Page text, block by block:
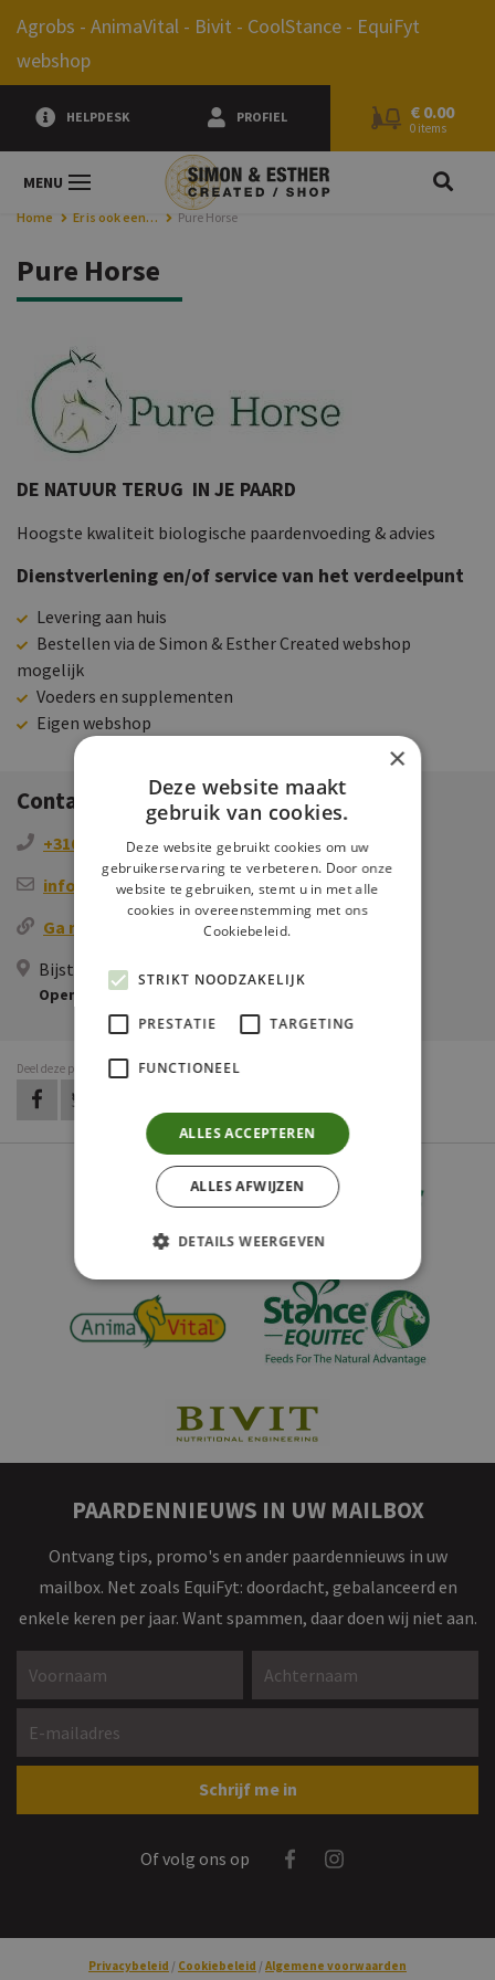
0.00
HELPDESK PROFIEL € 0.00
0 items
MENU
Agrobs - AnimaVital - Bivit - CoolStance - EquiFyt
webshop
Home Er is ook een… Pure Horse
Pure Horse
DE NATUUR TERUG IN JE PAARD
Hoogste kwaliteit biologische paardenvoeding & advies
Dienstverlening en/of service van het verdeelpunt
Levering aan huis
Bestellen via de Simon & Esther Created webshop
mogelijk
Voeders en supplementen
Eigen webshop
Contactgegevens
+31654967768
info@purehorse.nl
Ga naar de website
Bijsterhuizen 3011E, 6604 LP Wijchen, NL
Openen in Google Maps
Deel deze pagina
op Facebook
PAARDENNIEUWS IN UW MAILBOX
Ontvang tips, promo's en ander paardennieuws in uw
mailbox. Net zoals EquiFyt: doordacht, gebalanceerd en
enkele keren per jaar. Want spammen, daar doen wij niet aan.
Voornaam *
Achternaam *
E-mailadres *
Gelieve dit veld leeg te laten
Schrijf me in
Of volg ons op Facebook
Privacybeleid Cookiebeleid
Algemene voorwaarden
×
Deze website maakt
gebruik van cookies.
Deze website gebruikt cookies om uw
gebruikerservaring te verbeteren. Door onze
website te gebruiken, stemt u in met alle
cookies in overeenstemming met ons
Cookiebeleid.
STRIKT NOODZAKELIJK
PRESTATIE TARGETING
FUNCTIONEEL
ALLES ACCEPTEREN
ALLES AFWIJZEN
DETAILS WEERGEVEN